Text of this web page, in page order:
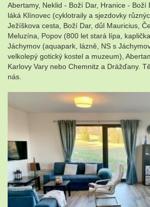
Abertamy, Neklid - Boží Dar, Hranice - Boží
láká Klínovec (cyklotraily a sjezdovky
Ježíškova cesta, Boží Dar, důl Mauricius,
Meluzína, Popov (800 let stará lípa,
Jáchymov (aquapark, lázně, NS s
velkolepý gotický kostel a muzeum),
Karlovy Vary nebo Chemnitz a Drážďany.
nás.